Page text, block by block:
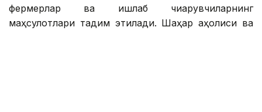
фермерлар ва ишлаб чиқарувчиларнинг
маҳсулотлари тақдим этилади. Шаҳар аҳолиси ва